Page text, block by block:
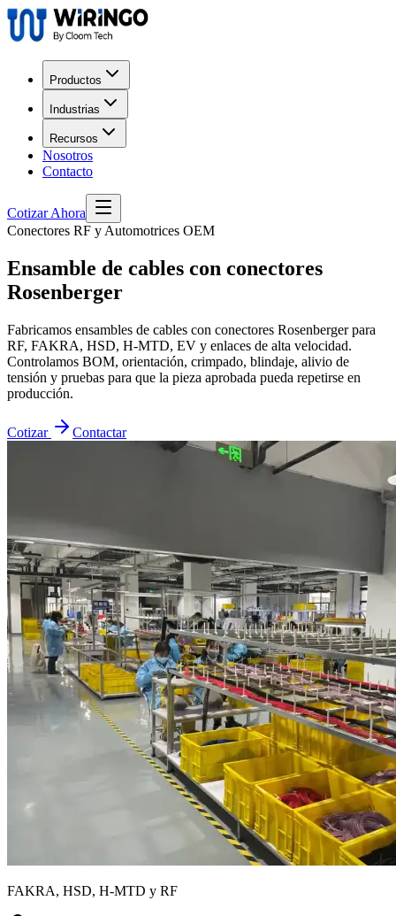
Productos
Industrias
Recursos
Nosotros
Contacto
Cotizar Ahora
Conectores RF y Automotrices OEM
Ensamble de cables con conectores
Rosenberger
Fabricamos ensambles de cables con conectores Rosenberger para
RF, FAKRA, HSD, H-MTD, EV y enlaces de alta velocidad.
Controlamos BOM, orientación, crimpado, blindaje, alivio de
tensión y pruebas para que la pieza aprobada pueda repetirse en
producción.
Cotizar Contactar
FAKRA, HSD, H-MTD y RF